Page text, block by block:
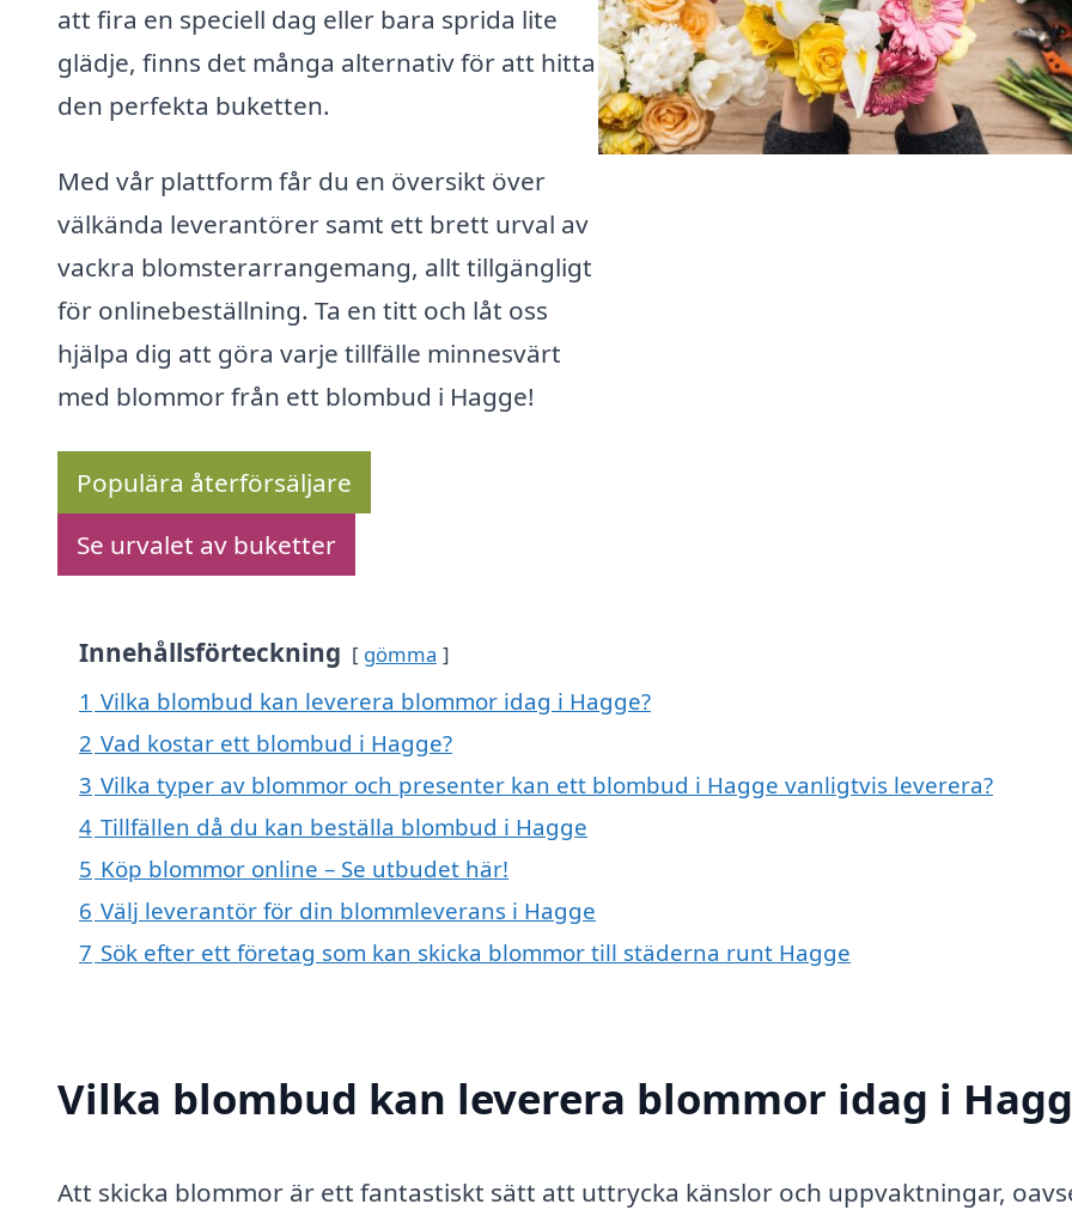
att fira en speciell dag eller bara sprida lite
glädje, finns det många alternativ för att hitta
den perfekta buketten.
Med vår plattform får du en översikt över
välkända leverantörer samt ett brett urval av
vackra blomsterarrangemang, allt tillgängligt
för onlinebeställning. Ta en titt och låt oss
hjälpa dig att göra varje tillfälle minnesvärt
med blommor från ett blombud i Hagge!
Populära återförsäljare
Se urvalet av buketter
Innehållsförteckning gömma
1 Vilka blombud kan leverera blommor idag i Hagge?
2 Vad kostar ett blombud i Hagge?
3 Vilka typer av blommor och presenter kan ett blombud i Hagge vanligtvis leverera?
4 Tillfällen då du kan beställa blombud i Hagge
5 Köp blommor online – Se utbudet här!
6 Välj leverantör för din blommleverans i Hagge
7 Sök efter ett företag som kan skicka blommor till städerna runt Hagge
Vilka blombud kan leverera blommor idag i
Att skicka blommor är ett fantastiskt sätt att uttrycka känslor och uppvaktningar,